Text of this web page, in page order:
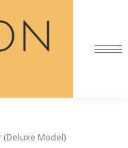
(Deluxe Model)